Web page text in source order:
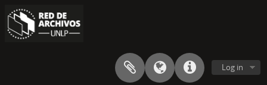
Log in